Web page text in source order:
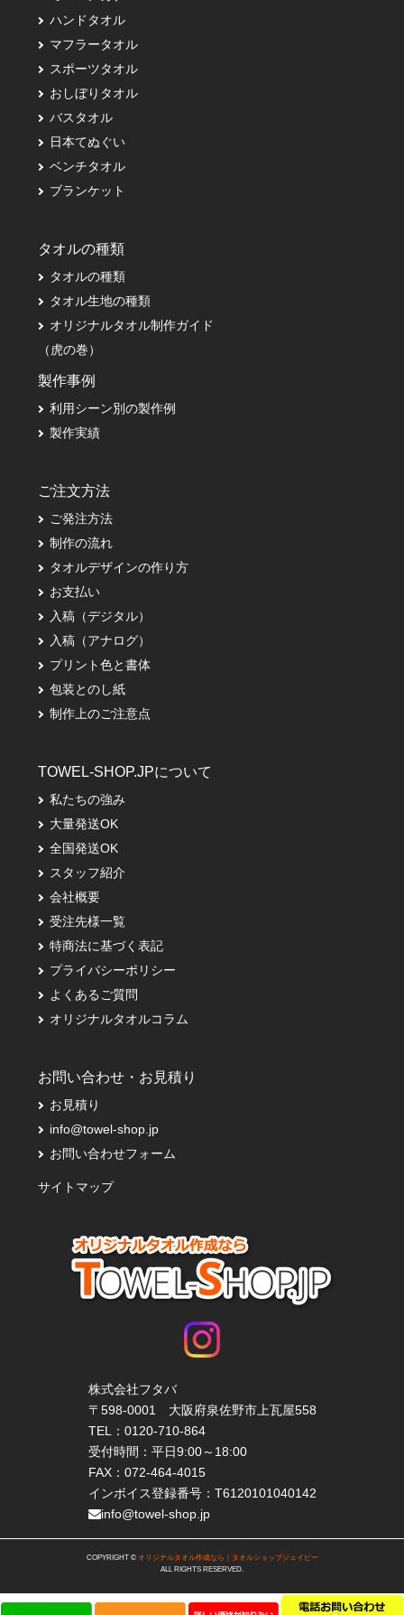
ハンドタオル
マフラータオル
スポーツタオル
おしぼりタオル
バスタオル
日本てぬぐい
ベンチタオル
ブランケット
タオルの種類
タオルの種類
タオル生地の種類
オリジナルタオル制作ガイド
（虎の巻）
製作事例
利用シーン別の製作例
製作実績
ご注文方法
ご発注方法
制作の流れ
タオルデザインの作り方
お支払い
入稿（デジタル）
入稿（アナログ）
プリント色と書体
包装とのし紙
制作上のご注意点
TOWEL-SHOP.JPについて
私たちの強み
大量発送OK
全国発送OK
スタッフ紹介
会社概要
受注先様一覧
特商法に基づく表記
プライバシーポリシー
よくあるご質問
オリジナルタオルコラム
お問い合わせ・お見積り
お見積り
info@towel-shop.jp
お問い合わせフォーム
サイトマップ
株式会社フタバ
〒598-0001 大阪府泉佐野市上瓦屋558
TEL： 0120-710-864
受付時間：平日9:00～18:00
FAX：072-464-4015
インボイス登録番号：T6120101040142
info@towel-shop.jp
COPYRIGHT © オリジナルタオル作成なら｜タオルショップジェイピー
ALL RIGHTS RESERVED.